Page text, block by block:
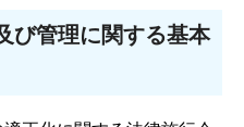
び管理に関する基本